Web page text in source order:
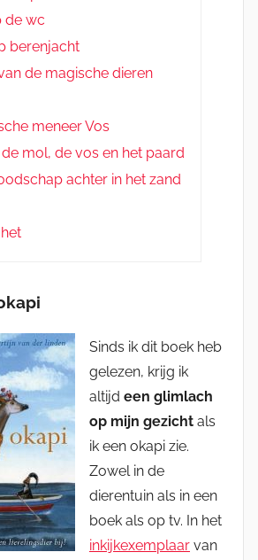
de wc
berenjacht
de magische dieren
meneer Vos
mol, de vos en het paard
achter in het zand
Sinds ik dit boek heb
gelezen, krijg ik
altijd een glimlach
op mijn gezicht als
ik een okapi zie.
Zowel in de
dierentuin als in een
boek als op tv. In het
inkijkexemplaar van